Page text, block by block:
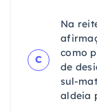
C
Na
como
de
sul-
aldeia